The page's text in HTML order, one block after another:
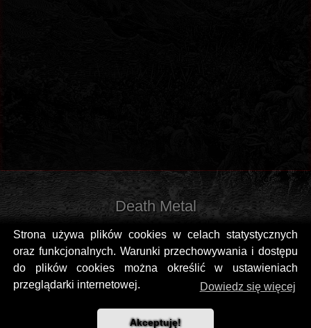
Strona używa plików cookies w celach statystycznych
oraz funkcjonalnych. Warunki przechowywania i dostępu
do plików cookies można określić w ustawieniach
przeglądarki internetowej.
Dowiedz się więcej
Akceptuję!
Death Metal